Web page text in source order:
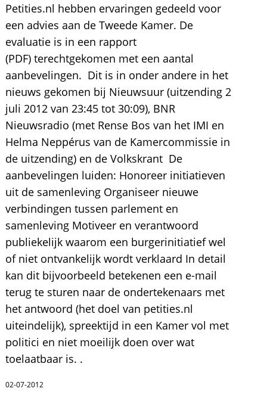
Petities.nl hebben ervaringen gedeeld voor
een advies aan de Tweede Kamer. De
evaluatie is in een rapport
(PDF) terechtgekomen met een aantal
aanbevelingen. Dit is in onder andere in het
nieuws gekomen bij Nieuwsuur (uitzending 2
juli 2012 van 23:45 tot 30:09), BNR
Nieuwsradio (met Rense Bos van het IMI en
Helma Neppérus van de Kamercommissie in
de uitzending) en de Volkskrant De
aanbevelingen luiden: Honoreer initiatieven
uit de samenleving Organiseer nieuwe
verbindingen tussen parlement en
samenleving Motiveer en verantwoord
publiekelijk waarom een burgerinitiatief wel
of niet ontvankelijk wordt verklaard In detail
kan dit bijvoorbeeld betekenen een e-mail
terug te sturen naar de ondertekenaars met
het antwoord (het doel van petities.nl
uiteindelijk), spreektijd in een Kamer vol met
politici en niet moeilijk doen over wat
toelaatbaar is. .
02-07-2012